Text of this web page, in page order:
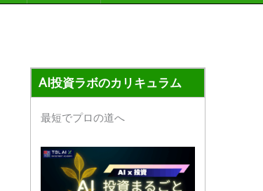
AI投資ラボのカリキュラム
最短でプロの道へ